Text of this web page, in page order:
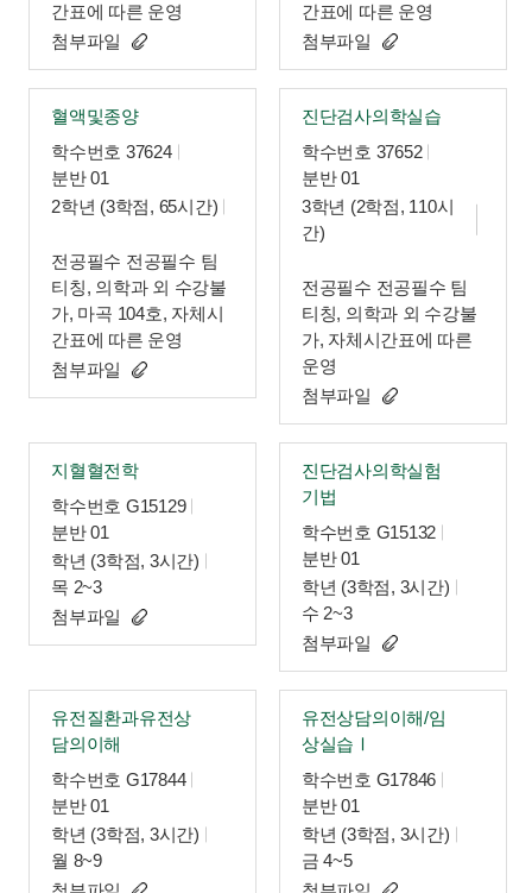
간표에 따른 운영
첨부파일
간표에 따른 운영
첨부파일
혈액및종양
학수번호 37624
분반 01
2학년 (3학점, 65시간)
전공필수 전공필수 팀
티칭, 의학과 외 수강불
가, 마곡 104호, 자체시
간표에 따른 운영
첨부파일
진단검사의학실습
학수번호 37652
분반 01
3학년 (2학점, 110시
간)
전공필수 전공필수 팀
티칭, 의학과 외 수강불
가, 자체시간표에 따른
운영
첨부파일
지혈혈전학
학수번호 G15129
분반 01
학년 (3학점, 3시간)
목 2~3
첨부파일
진단검사의학실험
기법
학수번호 G15132
분반 01
학년 (3학점, 3시간)
수 2~3
첨부파일
유전질환과유전상
담의이해
학수번호 G17844
분반 01
학년 (3학점, 3시간)
월 8~9
유전상담의이해/임
상실습Ⅰ
학수번호 G17846
분반 01
학년 (3학점, 3시간)
금 4~5